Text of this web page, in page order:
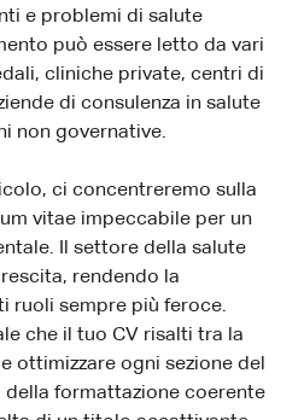
e problemi di salute
può essere letto da vari
cliniche private, centri di
di consulenza in salute
non governative.
ci concentreremo sulla
vitae impeccabile per un
Il settore della salute
rendendo la
ruoli sempre più feroce.
che il tuo CV risalti tra la
ottimizzare ogni sezione del
della formattazione coerente